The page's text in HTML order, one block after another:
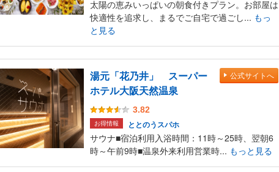
太陽の恵みいっぱいの朝食付きプラン。お部屋は
快適性を追求し、まるでご自宅で過ごし... もっ
と見る
湯元「花乃井」 スーパー
ホテル大阪天然温泉
公式サイトへ
3.82
お得情報 ととのうスパホ
サウナ■宿泊利用入浴時間：11時～25時、翌朝6
時～午前9時■温泉外来利用営業時... もっと見る